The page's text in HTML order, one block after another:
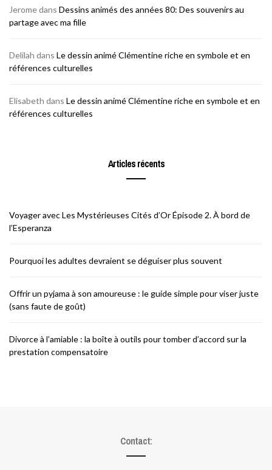
Jeromedans Dessins animés des années 80: Des souvenirs au
partage avec ma fille
Delilah dans Le dessin animé Clémentine riche en symbole et en
références culturelles
Elisabeth dans Le dessin animé Clémentine riche en symbole et en
références culturelles
Articles récents
Voyager avec Les Mystérieuses Cités d’Or Épisode 2. À bord de
l’Esperanza
Pourquoi les adultes devraient se déguiser plus souvent
Offrir un pyjama à son amoureuse : le guide simple pour viser juste
(sans faute de goût)
Divorce à l’amiable : la boîte à outils pour tomber d’accord sur la
prestation compensatoire
Contact: